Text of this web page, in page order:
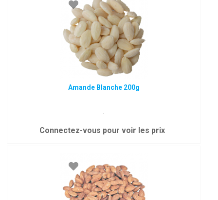
Amande Blanche 200g
.
Connectez-vous pour voir les prix